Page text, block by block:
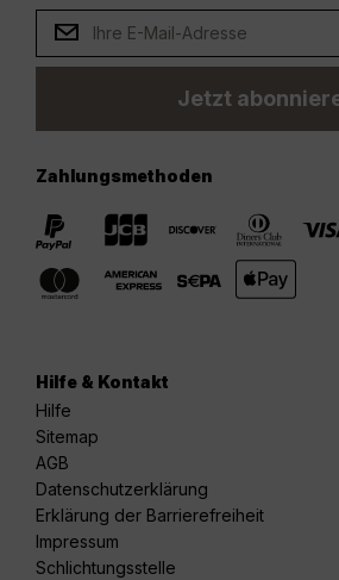
Jetzt
Zahlungsmethoden
Hilfe & Kontakt
Hilfe
Sitemap
AGB
Datenschutzerklärung
Erklärung der Barrierefreiheit
Impressum
Schlichtungsstelle